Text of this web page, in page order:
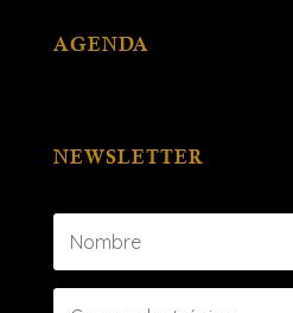
AGENDA
NEWSLETTER